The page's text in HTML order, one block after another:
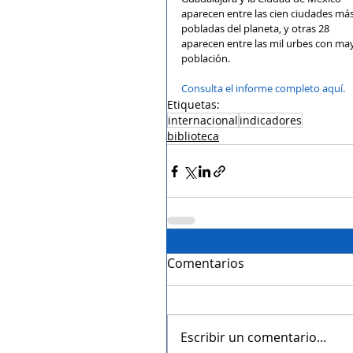
aparecen entre las cien ciudades
pobladas del planeta, y otras 28
aparecen entre las mil urbes con
población.
Consulta el informe completo aquí.
Etiquetas:
internacional indicadores
biblioteca
Comentarios
Escribir un comentario...